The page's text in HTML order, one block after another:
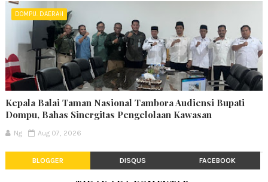
DOMPU. DAERAH
Kepala Balai Taman Nasional Tambora Audiensi Bupati
Dompu, Bahas Sinergitas Pengelolaan Kawasan
Ng Aug 07, 2026
BLOGGER DISQUS FACEBOOK